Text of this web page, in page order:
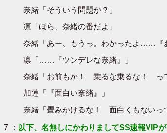
奈緒「そういう問題か？」
凛「ほら、奈緒の番だよ」
奈緒「あー、もうっ。わかったよ……『
凛「……『ツンデレな奈緒』」
奈緒「お前もか！ 乗るな乗るな！ っ
加蓮「『面白い奈緒』」
奈緒「畳みかけるな！ 面白くもないっ
7 ： 以下、名無しにかわりましてSS速報VIP